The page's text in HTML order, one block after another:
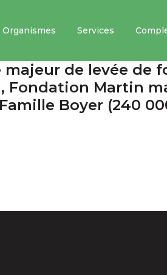
Organismes Services
de levée de
Fondation Martin
Boyer (240